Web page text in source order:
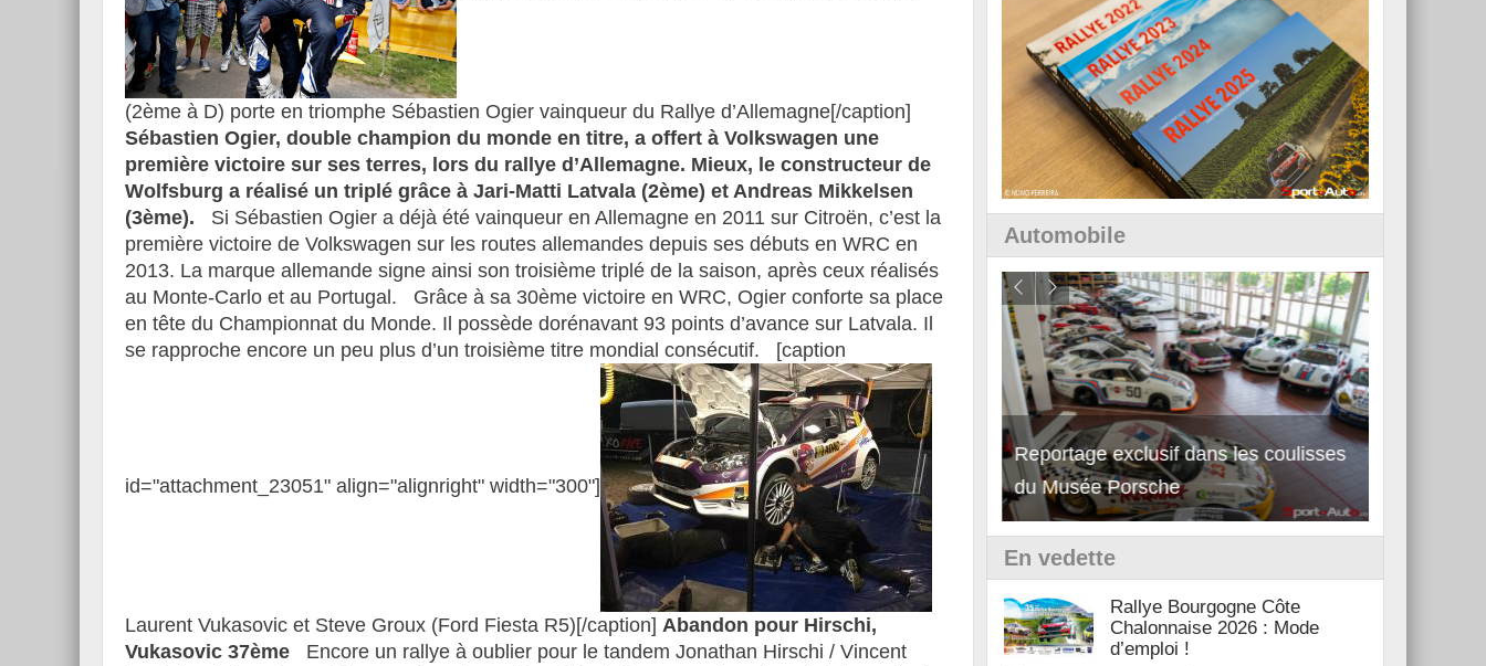
(2ème à D) porte en triomphe Sébastien Ogier vainqueur du Rallye d’Allemagne[/caption]
Sébastien Ogier, double champion du monde en titre, a offert à Volkswagen une
première victoire sur ses terres, lors du rallye d’Allemagne. Mieux, le constructeur de
Wolfsburg a réalisé un triplé grâce à Jari-Matti Latvala (2ème) et Andreas Mikkelsen
(3ème). Si Sébastien Ogier a déjà été vainqueur en Allemagne en 2011 sur Citroën, c’est la
première victoire de Volkswagen sur les routes allemandes depuis ses débuts en WRC en
2013. La marque allemande signe ainsi son troisième triplé de la saison, après ceux réalisés
au Monte-Carlo et au Portugal. Grâce à sa 30ème victoire en WRC, Ogier conforte sa place
en tête du Championnat du Monde. Il possède dorénavant 93 points d’avance sur Latvala. Il
se rapproche encore un peu plus d’un troisième titre mondial consécutif. [caption
id="attachment_23051" align="alignright" width="300"]
Laurent Vukasovic et Steve Groux (Ford Fiesta R5)[/caption] Abandon pour Hirschi,
Vukasovic 37ème Encore un rallye à oublier pour le tandem Jonathan Hirschi / Vincent
Automobile
Essai – Morgan Supersport
Reportage exclusif dans les coulisses
du Musée Porsche
En vedette
Rallye Bourgogne Côte
Chalonnaise 2026 : Mode
d’emploi !